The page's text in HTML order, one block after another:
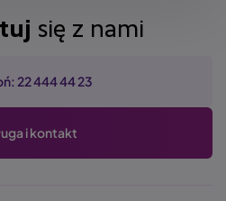
się z nami
22 444 44 23
i kontakt